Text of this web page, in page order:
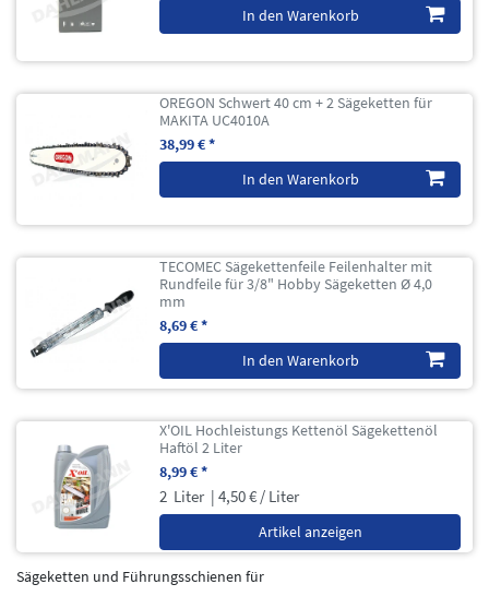
In den Warenkorb
OREGON Schwert 40 cm + 2 Sägeketten für
MAKITA UC4010A
38,99 € *
In den Warenkorb
TECOMEC Sägekettenfeile Feilenhalter mit
Rundfeile für 3/8" Hobby Sägeketten Ø 4,0
mm
8,69 € *
In den Warenkorb
X'OIL Hochleistungs Kettenöl Sägekettenöl
Haftöl 2 Liter
8,99 € *
2 Liter | 4,50 € / Liter
Artikel anzeigen
Sägeketten und Führungsschienen für